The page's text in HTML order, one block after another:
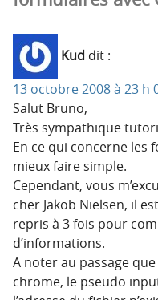
Kud dit :
13 octobre 2008 à 23 h
Salut Bruno,
Très sympathique
En ce qui concerne les
mieux faire simple.
Cependant, vous
cher Jakob Nielsen, il
repris à 3 fois pour
d’informations.
A noter au passage
chrome, le pseudo